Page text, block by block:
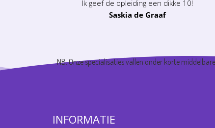
Ik geef de opleiding een dikke 10!
Saskia de Graaf
NB. Onze specialisaties vallen onder korte
INFORMATIE